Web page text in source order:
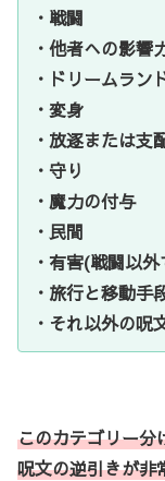
・戦闘
・他者への影響
・ドリームラン
・変身
・放逐または支
・守り
・魔力の付与
・民間
・有害(戦闘以
・旅行と移動手
・それ以外の呪
このカテゴリー分
呪文の逆引きが非